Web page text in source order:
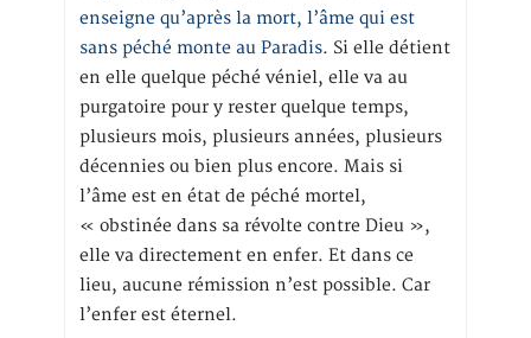
enseigne qu’après la mort, l’âme qui est
sans péché monte au Paradis. Si elle détient
en elle quelque péché véniel, elle va au
purgatoire pour y rester quelque temps,
plusieurs mois, plusieurs années, plusieurs
décennies ou bien plus encore. Mais si
l’âme est en état de péché mortel,
« obstinée dans sa révolte contre Dieu »,
elle va directement en enfer. Et dans ce
lieu, aucune rémission n’est possible. Car
l’enfer est éternel.